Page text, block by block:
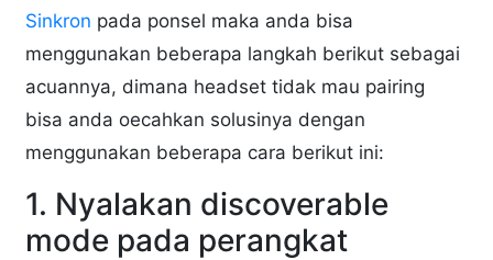
Sinkron pada ponsel maka anda bisa
menggunakan beberapa langkah berikut sebagai
acuannya, dimana headset tidak mau pairing
bisa anda oecahkan solusinya dengan
menggunakan beberapa cara berikut ini:
1. Nyalakan discoverable
mode pada perangkat